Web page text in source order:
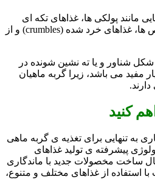
مانند پولکی ها، غذاهای تکه ای
((sticks، ویفرها ((wafers، قرص ها، غذاهای خرد شده (crumbles) و از
شناور و یا ته نشین شونده در
مفید می باشد، زیرا گربه ماهیان
کنید
به تنهایی برای تغذیه ی گربه ماهی
پیشرفته ی تولید غذاهای
ساخت مخصولات جدید با ماندگاری
استفاده از غذاهای مختلف و متنوع،